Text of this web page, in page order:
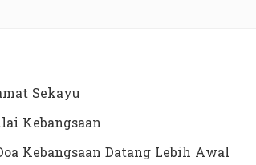
Sekayu
Kebangsaan
Kebangsaan Datang Lebih Awal